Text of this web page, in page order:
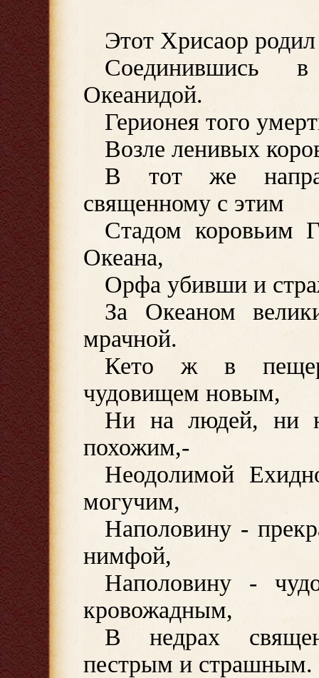
Этот Хрисаор родил
Соединившись
Океанидой.
Герионея того
Возле ленивых
В тот же
священному с этим
Стадом коровьим
Океана,
Орфа убивши и
За Океаном
мрачной.
Кето ж в
чудовищем новым,
Ни на людей, ни
похожим,-
Неодолимой
могучим,
Наполовину -
нимфой,
Наполовину -
кровожадным,
В недрах
пестрым и страшным.